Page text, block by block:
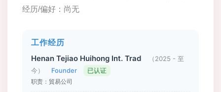
经历/偏好：尚无
工作经历
Henan Tejiao Huihong Int. Trad
（2025 - 至
今）
Founder 已认证
职责：貿易公司